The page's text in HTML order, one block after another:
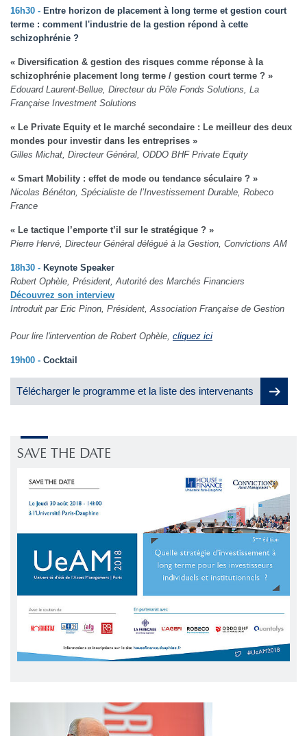
16h30 - Entre horizon de placement à long terme et gestion court
terme : comment l'industrie de la gestion répond à cette
schizophrénie ?
« Diversification & gestion des risques comme réponse à la
schizophrénie placement long terme / gestion court terme ? »
Edouard Laurent-Bellue, Directeur du Pôle Fonds Solutions, La
Française Investment Solutions
« Le Private Equity et le marché secondaire : Le meilleur des deux
mondes pour investir dans les entreprises »
Gilles Michat, Directeur Général, ODDO BHF Private Equity
« Smart Mobility : effet de mode ou tendance séculaire ? »
Nicolas Bénéton, Spécialiste de l’Investissement Durable, Robeco
France
« Le tactique l’emporte t’il sur le stratégique ? »
Pierre Hervé, Directeur Général délégué à la Gestion, Convictions AM
18h30 - Keynote Speaker
Robert Ophèle, Président, Autorité des Marchés Financiers
Découvrez son interview
Introduit par Eric Pinon, Président, Association Française de Gestion
Pour lire l'intervention de Robert Ophèle, cliquez ici
19h00 - Cocktail
Télécharger le programme et la liste des intervenants
SAVE THE DATE